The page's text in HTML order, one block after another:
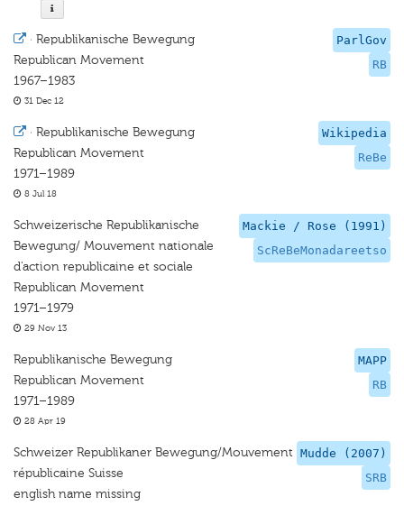
ParlGov
RB
· Republikanische Bewegung
Republican Movement
1967–1983
31 Dec 12
Wikipedia
ReBe
· Republikanische Bewegung
Republican Movement
1971–1989
8 Jul 18
Mackie / Rose (1991)
ScReBeMonadareetso
Schweizerische Republikanische
Bewegung/ Mouvement nationale
d'action republicaine et sociale
Republican Movement
1971–1979
29 Nov 13
MAPP
RB
Republikanische Bewegung
Republican Movement
1971–1989
28 Apr 19
Mudde (2007)
SRB
Schweizer Republikaner Bewegung/Mouvement
républicaine Suisse
english name missing